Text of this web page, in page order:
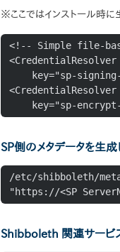
※ここではインストール時に
<!-- Simple file-
key="sp-
SP側のメタデータを生成
/etc/shibboleth/
"https://<SP
Shibboleth 関連サービ